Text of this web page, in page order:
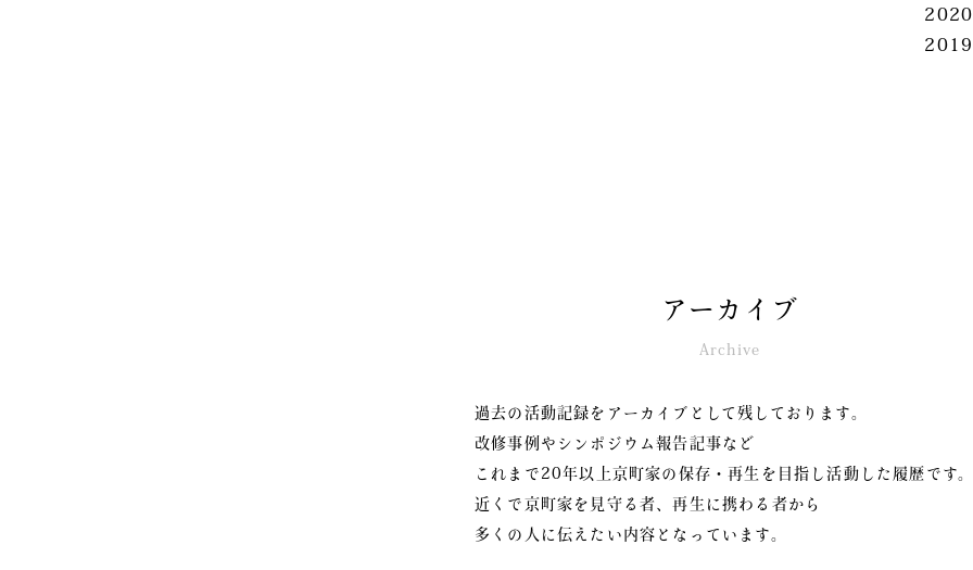
2020
2019
アーカイブ
Archive
過去の活動記録をアーカイブとして残しております。
改修事例やシンポジウム報告記事など
これまで20年以上京町家の保存・再生を目指し活動した履歴です。
近くで京町家を見守る者、再生に携わる者から
多くの人に伝えたい内容となっています。